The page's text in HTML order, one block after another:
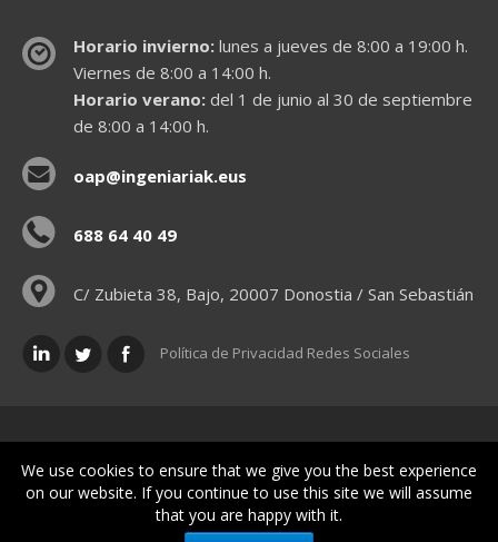
Horario invierno:lunes a jueves de 8:00 a 19:00 h.
Viernes de 8:00 a 14:00 h.
Horario verano:del 1 de junio al 30 de septiembre
de 8:00 a 14:00 h.
oap@ingeniariak.eus
688 64 40 49
C/ Zubieta 38, Bajo, 20007 Donostia / San Sebastián
Política de Privacidad Redes Sociales
Políticas legales
© Gipuzkoako Industri Ingeniariaren Elkargo Ofiziala - Colegio
We use cookies to ensure that we give you the best experience
on our website. If you continue to use this site we will assume
that you are happy with it.